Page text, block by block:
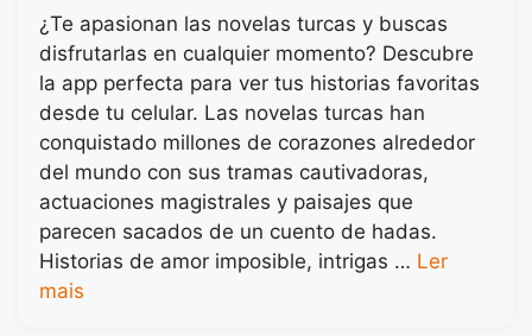
¿Te apasionan las novelas turcas y buscas
disfrutarlas en cualquier momento? Descubre
la app perfecta para ver tus historias favoritas
desde tu celular. Las novelas turcas han
conquistado millones de corazones alrededor
del mundo con sus tramas cautivadoras,
actuaciones magistrales y paisajes que
parecen sacados de un cuento de hadas.
Historias de amor imposible, intrigas … Ler
mais